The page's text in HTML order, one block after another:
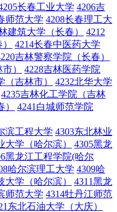
长春工业大学 4206吉
师范大学 4208长春理工大
建筑大学（长春）
4212
4214长春中医药大学
吉林警察学院（长春）
）
4228吉林医药学院
（吉林市）
4232北华大学
4235吉林化工学院（吉林
4241白城师范学院
滨工程大学 4303东北林业
大学（哈尔滨）
4305黑龙
黑龙江工程学院(哈尔
哈尔滨理工大学 4309哈
大学（哈尔滨）
4311黑龙
师范大学 4314牡丹江师范
东北石油大学（大庆）